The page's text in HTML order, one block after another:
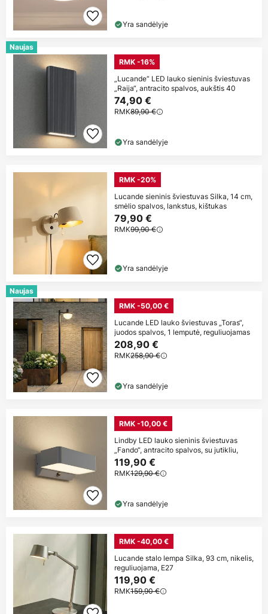
Yra sandėlyje
Naujas
RMK -16%
„Lucande“ LED lauko sieninis šviestuvas
„Raija“, antracito spalvos, aukštis 40
74,90 €
RMK89,90 €
Yra sandėlyje
RMK -20%
Lucande sieninis šviestuvas Silka, 14 cm,
smėlio spalvos, lankstus, kištukas
79,90 €
RMK99,90 €
Yra sandėlyje
Naujas
RMK -50,00 €
Lucande LED lauko šviestuvas „Toras“,
juodos spalvos, 1 lemputė, reguliuojamas
208,90 €
RMK258,90 €
Yra sandėlyje
RMK -10,00 €
Lindby LED lauko sieninis šviestuvas
„Fando“, antracito spalvos, su jutikliu,
119,90 €
RMK129,90 €
Yra sandėlyje
RMK -40,00 €
Lucande stalo lempa Silka, 93 cm, nikelis,
reguliuojama, E27
119,90 €
RMK159,90 €